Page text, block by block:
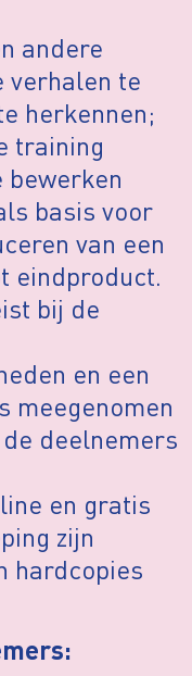
andere
verhalen te
herkennen;
training
basis voor
van een
eindproduct.
bij de
en een
meegenomen
deelnemers
en gratis
zijn
hardcopies